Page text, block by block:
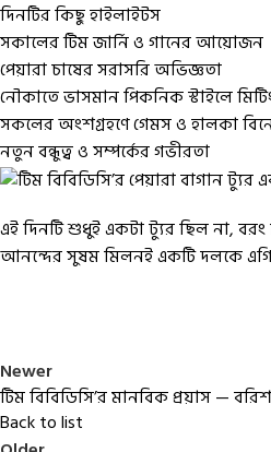
দিনটির কিছু হাইলাইটস
সকালের টিম জার্নি ও গানের আয়োজন
পেয়ারা চাষের সরাসরি অভিজ্ঞতা
নৌকাতে ভাসমান পিকনিক স্টাইলে
সকলের অংশগ্রহণে গেমস ও হালকা
নতুন বন্ধুত্ব ও সম্পর্কের গভীরতা
এই দিনটি শুধুই একটা ট্যুর ছিল না, বরং
আনন্দের সুষম মিলনই একটি দলকে
Newer
টিম বিবিডিসি’র মানবিক প্রয়াস —
Back to list